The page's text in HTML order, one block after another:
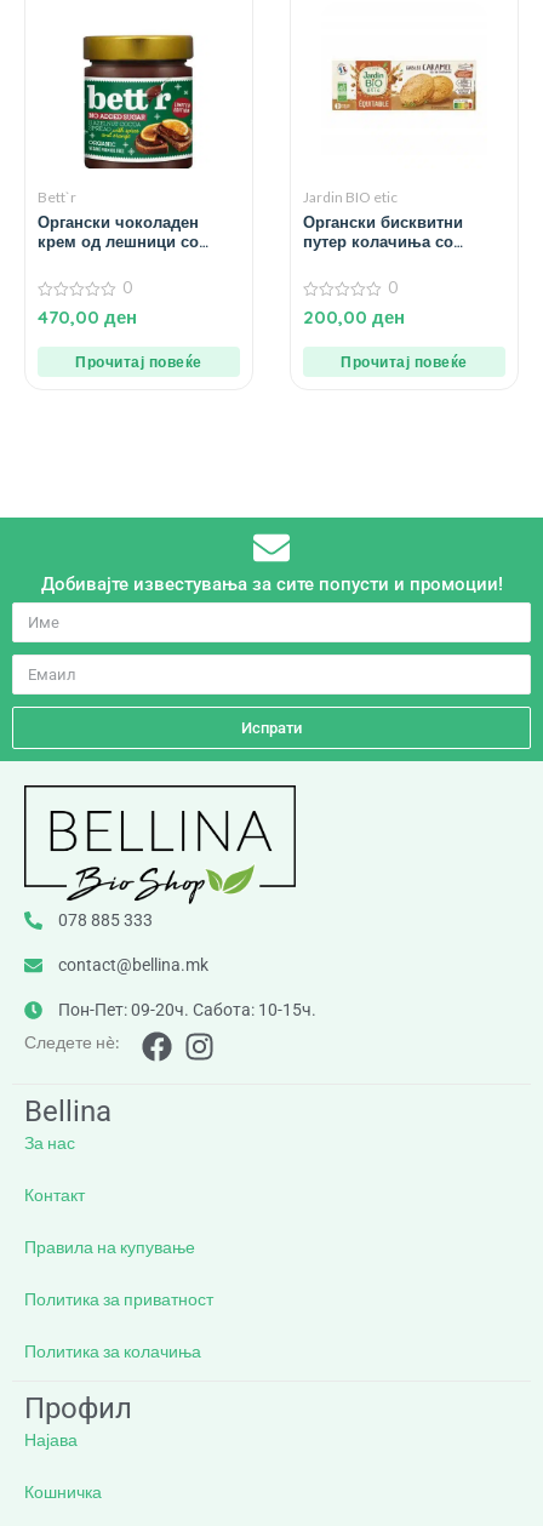
Bett`r
Органски чоколаден
крем од лешници со
0
од
0
470,00 ден
Прочитај повеќе
Jardin BIO etic
Органски бисквитни
путер колачиња со
0
од
0
200,00 ден
Прочитај повеќе
Добивајте известувања за сите попусти и промоции!
Испрати
078 885 333
contact@bellina.mk
Пон-Пет: 09-20ч. Сабота: 10-15ч.
Следете нè:
Bellina
За нас
Контакт
Правила на купување
Политика за приватност
Политика за колачиња
Профил
Најава
Кошничка